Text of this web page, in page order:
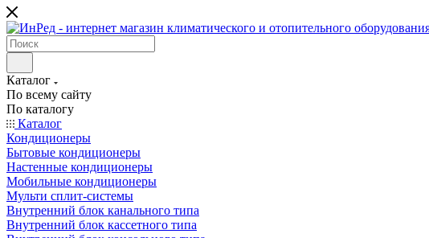
Каталог
По всему сайту
По каталогу
Каталог
Кондиционеры
Бытовые кондиционеры
Настенные кондиционеры
Мобильные кондиционеры
Мульти сплит-системы
Внутренний блок канального типа
Внутренний блок кассетного типа